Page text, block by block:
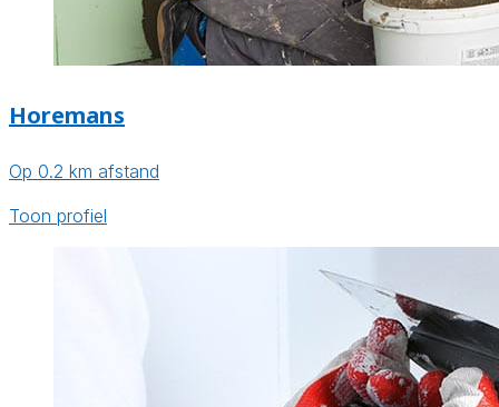
Horemans
Op 0.2 km afstand
Toon profiel